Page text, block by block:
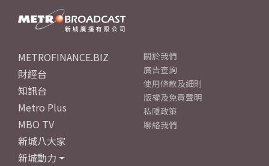
METROFINANCE.BIZ
財經台
知訊台
Metro Plus
MBO TV
新城八大家
新城動力
關於我們
廣告查詢
使用條款及細則
版權及免責聲明
私隱政策
聯絡我們